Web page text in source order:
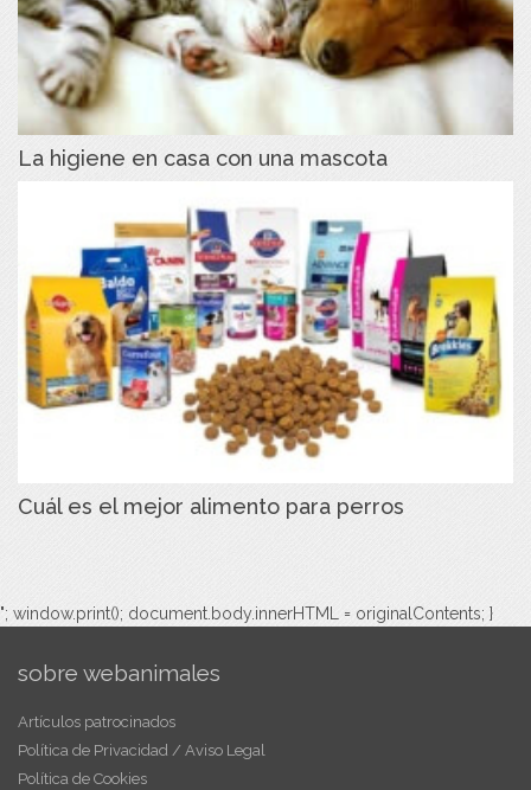
La higiene en casa con una mascota
Cuál es el mejor alimento para perros
"; window.print(); document.body.innerHTML = originalContents; }
sobre webanimales
Artículos patrocinados
Política de Privacidad / Aviso Legal
Política de Cookies